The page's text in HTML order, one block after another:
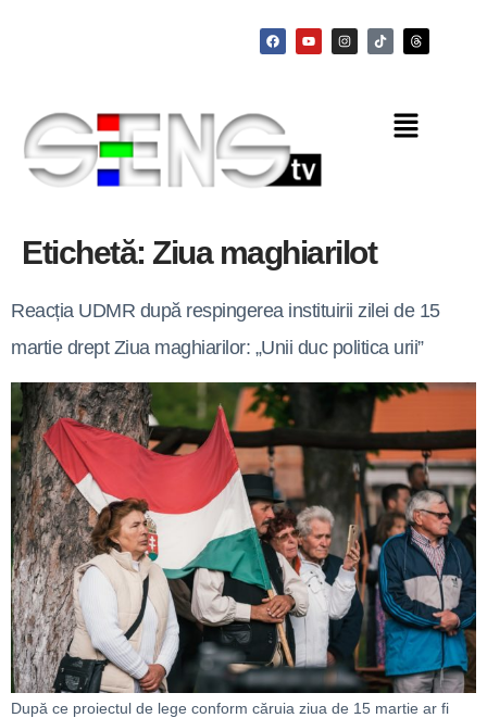
Etichetă: Ziua maghiarilot
Reacția UDMR după respingerea instituirii zilei de 15
martie drept Ziua maghiarilor: „Unii duc politica urii”
După ce proiectul de lege conform căruia ziua de 15 martie ar fi